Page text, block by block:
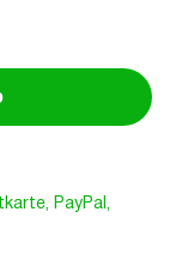
PayPal,